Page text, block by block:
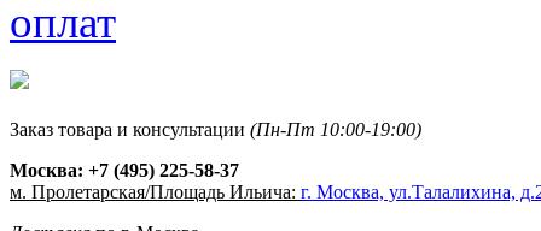
Заказ товара и консультации (Пн-Пт 10:00-19:00)
Москва: +7 (495) 225-58-37
м. Пролетарская/Площадь Ильича: г. Москва, ул.Талалихина,